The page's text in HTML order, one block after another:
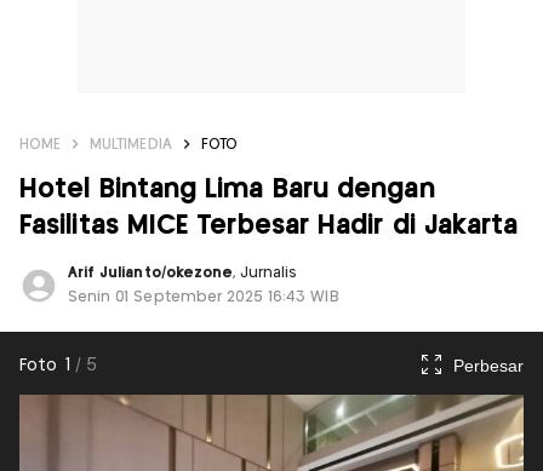
HOME MULTIMEDIA FOTO
Hotel Bintang Lima Baru dengan
Fasilitas MICE Terbesar Hadir di Jakarta
Arif Julianto/okezone, Jurnalis
Senin 01 September 2025 16:43 WIB
Foto 1 / 5 Perbesar